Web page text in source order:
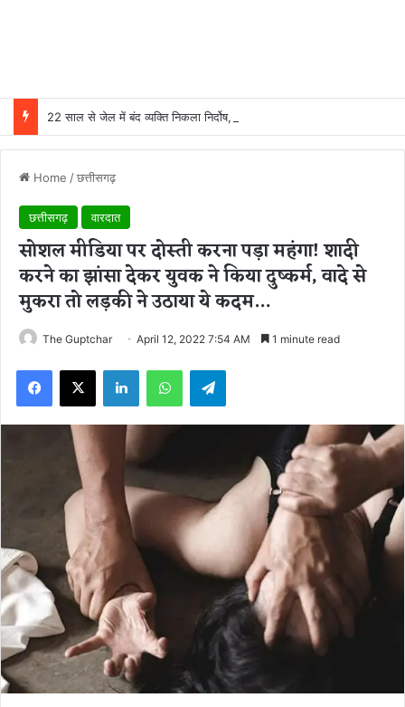
Home /छत्तीसगढ़
छत्तीसगढ़ वारदात
सोशल मीडिया पर दोस्ती करना पड़ा महंगा! शादी
करने का झांसा देकर युवक ने किया दुष्कर्म, वादे से
मुकरा तो लड़की ने उठाया ये कदम…
The Guptchar April 12, 2022 7:54 AM 1 minute read